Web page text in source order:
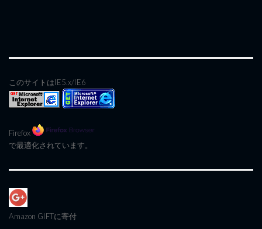
このサイトはIE5.x/IE6
Firefox
で最適化されています。
Amazon GIFTに寄付